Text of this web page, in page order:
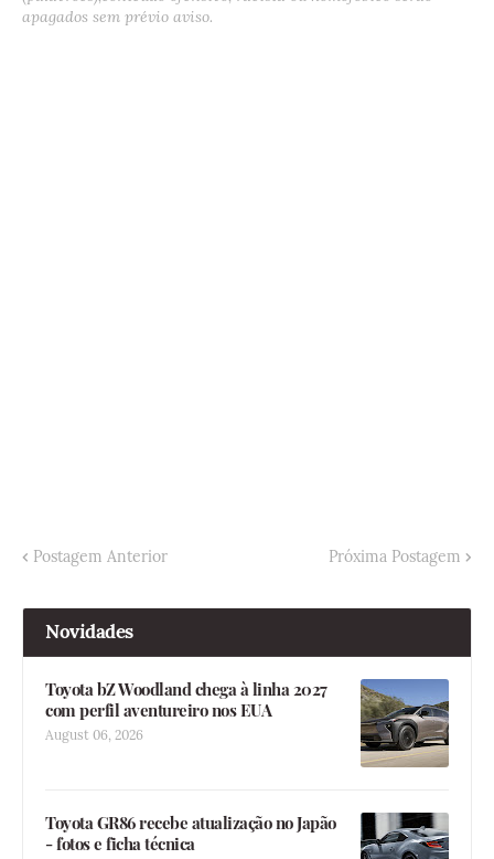
apagados sem prévio aviso.
Postagem Anterior Próxima Postagem
Novidades
Toyota bZ Woodland chega à linha 2027
com perfil aventureiro nos EUA
August 06, 2026
Toyota GR86 recebe atualização no Japão
- fotos e ficha técnica